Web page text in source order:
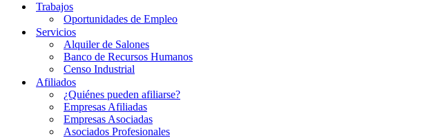
Trabajos
Oportunidades de Empleo
Servicios
Alquiler de Salones
Banco de Recursos Humanos
Censo Industrial
Afiliados
¿Quiénes pueden afiliarse?
Empresas Afiliadas
Empresas Asociadas
Asociados Profesionales